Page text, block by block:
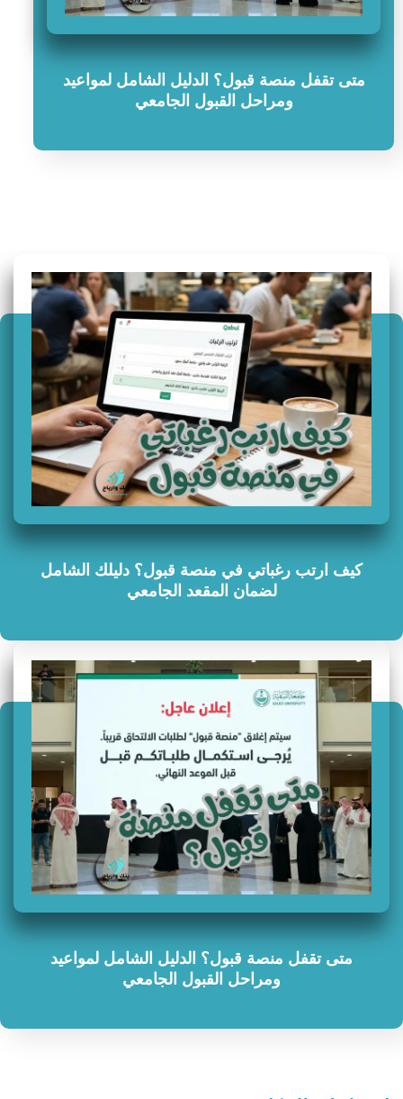
متى تقفل منصة قبول؟ الدليل الشامل لمواعيد
ومراحل القبول الجامعي
سؤال وجواب
كيف ارتب رغباتي في منصة قبول؟ دليلك الشامل
لضمان المقعد الجامعي
متى تقفل منصة قبول؟ الدليل الشامل لمواعيد
ومراحل القبول الجامعي